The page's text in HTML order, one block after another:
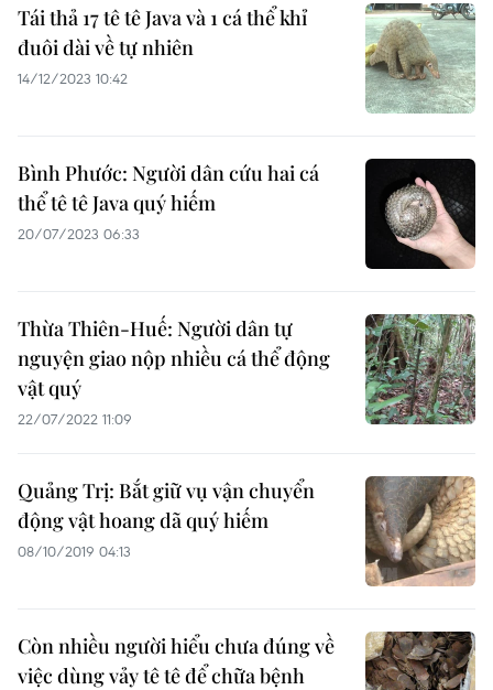
Tái thả 17 tê tê Java và 1 cá thể khỉ
đuôi dài về tự nhiên
14/12/2023 10:42
Bình Phước: Người dân cứu hai cá
thể tê tê Java quý hiếm
20/07/2023 06:33
Thừa Thiên-Huế: Người dân tự
nguyện giao nộp nhiều cá thể động
vật quý
22/07/2022 11:09
Quảng Trị: Bắt giữ vụ vận chuyển
động vật hoang dã quý hiếm
08/10/2019 04:13
Còn nhiều người hiểu chưa đúng về
việc dùng vảy tê tê để chữa bệnh